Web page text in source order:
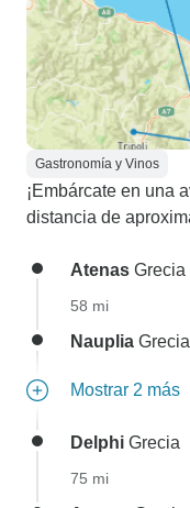
Gastronomía y Vinos
¡Embárcate en una
distancia de
Atenas Grecia
58 mi
Nauplia Grecia
Mostrar 2 más
Delphi Grecia
75 mi